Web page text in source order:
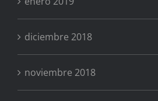
diciembre 2018
noviembre 2018